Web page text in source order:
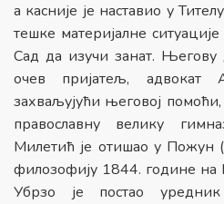
а касније је наставио у
тешке материјалне
Сад да изучи занат. Његову
очев пријатељ,
захваљујући његовој
православну велику
Милетић је отишао у Пожун
филозофију 1844. године на
Убрзо је постао уредник